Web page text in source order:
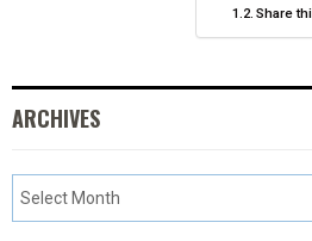
T
Share
ARCHIVES